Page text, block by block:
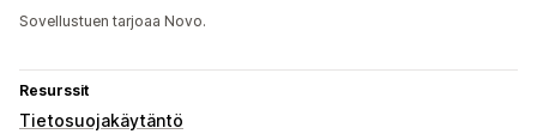
Sovellustuen tarjoaa Novo.
Resurssit
Tietosuojakäytäntö